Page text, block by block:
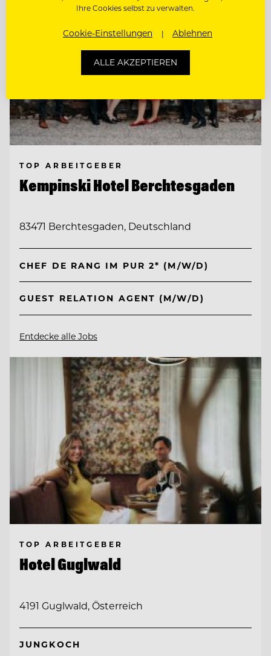
TOP ARBEITGEBER
Kempinski Hotel Berchtesgaden
83471 Berchtesgaden, Deutschland
CHEF DE RANG IM PUR 2* (M/W/D)
GUEST RELATION AGENT (M/W/D)
Entdecke alle Jobs
TOP ARBEITGEBER
Hotel Guglwald
4191 Guglwald, Österreich
JUNGKOCH
Ihre Cookies selbst zu verwalten.
Cookie-Einstellungen Ablehnen
ALLE AKZEPTIEREN